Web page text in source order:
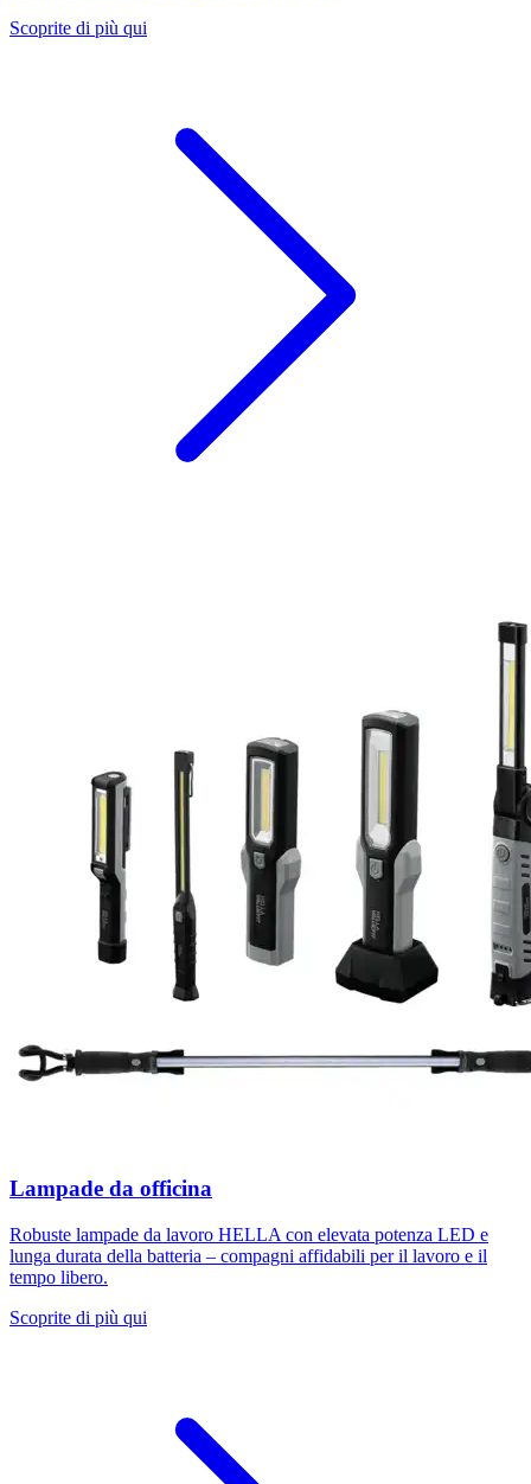
Scoprite di più qui
Lampade da officina
Robuste lampade da lavoro HELLA con elevata potenza LED e
lunga durata della batteria – compagni affidabili per il lavoro e il
tempo libero.
Scoprite di più qui